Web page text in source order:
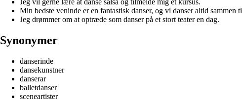
Min bedste veninde er en fantastisk danser, og vi danser altid sammen
Jeg drømmer om at optræde som danser på et stort teater en dag.
Synonymer
danserinde
dansekunstner
danserar
balletdanser
sceneartister